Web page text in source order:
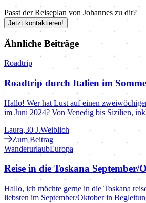
Passt der Reiseplan von Johannes zu dir?
Jetzt kontaktieren!
Ähnliche Beiträge
Roadtrip
Roadtrip durch Italien im
Hallo! Wer hat Lust auf einen
im Juni 2024? Von Venedig bis Sizilien,
Laura,30 J.Weiblich
Zum Beitrag
WanderurlaubEuropa
Reise in die Toskana September/
Hallo, ich möchte gerne in die Toskana
liebsten im September/Oktober in